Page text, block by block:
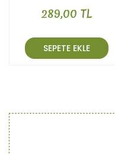
289,00 TL
SEPETE EKLE